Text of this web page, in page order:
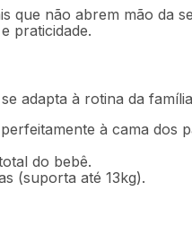
que não abrem mão da
praticidade.
adapta à rotina da
à cama dos
do bebê.
(suporta até 13kg).